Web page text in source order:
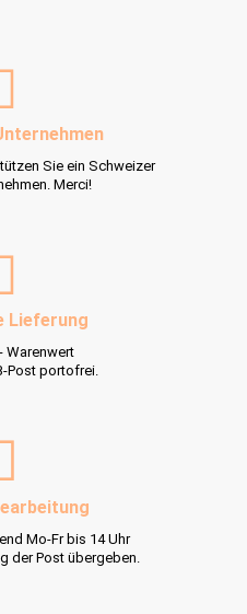
Sie ein Schweizer
Merci!
Lieferung
Warenwert
Post portofrei.
Mo-Fr bis 14 Uhr
der Post übergeben.